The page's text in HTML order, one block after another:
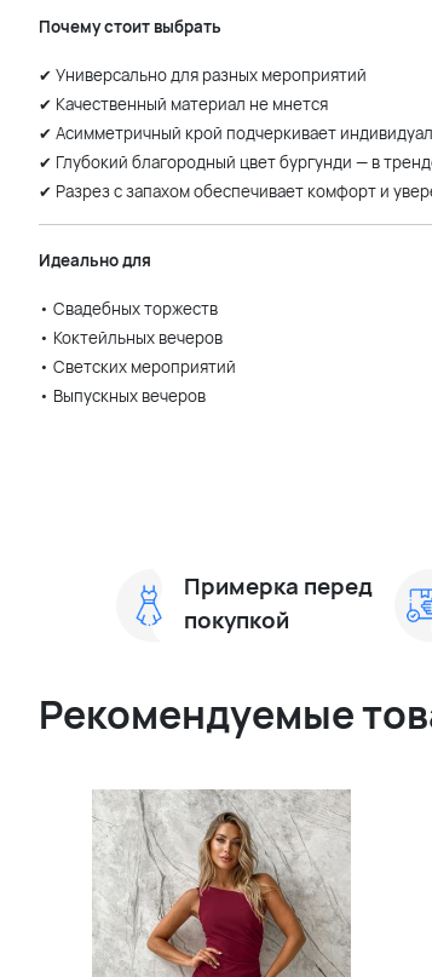
Почему стоит выбрать
✔ Универсально для разных мероприятий
✔ Качественный материал не мнется
✔ Асимметричный крой подчеркивает
✔ Глубокий благородный цвет бургунди — в
✔ Разрез с запахом обеспечивает комфорт и
Идеально для
• Свадебных торжеств
• Коктейльных вечеров
• Светских мероприятий
• Выпускных вечеров
Примерка перед
покупкой
Рекомендуемые